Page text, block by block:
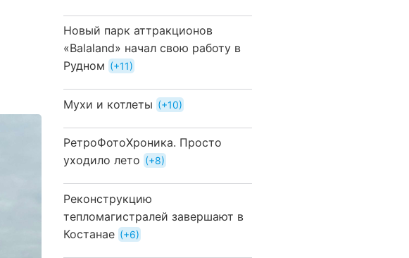
Новый парк аттракционов
«Balaland» начал свою работу в
Рудном
+11
Мухи и котлеты +10
РетроФотоХроника. Просто
уходило лето
+8
Реконструкцию
тепломагистралей завершают в
Костанае
+6